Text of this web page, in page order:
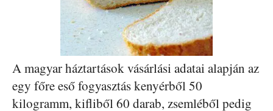
A magyar háztartások vásárlási adatai alapján az
egy főre eső fogyasztás kenyérből 50
kilogramm, kifliből 60 darab, zsemléből pedig